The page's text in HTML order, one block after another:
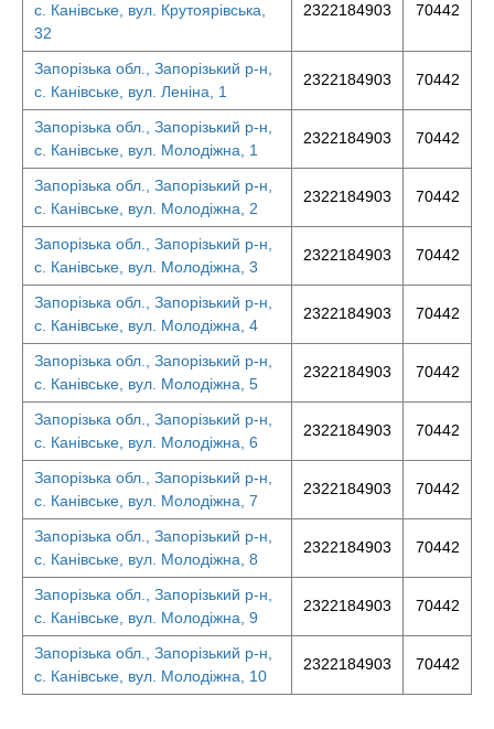
с. Канівське, вул. Крутоярівська,
32
2322184903 70442
Запорізька обл., Запорізький р-н,
с. Канівське, вул. Леніна, 1
2322184903 70442
Запорізька обл., Запорізький р-н,
с. Канівське, вул. Молодіжна, 1
2322184903 70442
Запорізька обл., Запорізький р-н,
с. Канівське, вул. Молодіжна, 2
2322184903 70442
Запорізька обл., Запорізький р-н,
с. Канівське, вул. Молодіжна, 3
2322184903 70442
Запорізька обл., Запорізький р-н,
с. Канівське, вул. Молодіжна, 4
2322184903 70442
Запорізька обл., Запорізький р-н,
с. Канівське, вул. Молодіжна, 5
2322184903 70442
Запорізька обл., Запорізький р-н,
с. Канівське, вул. Молодіжна, 6
2322184903 70442
Запорізька обл., Запорізький р-н,
с. Канівське, вул. Молодіжна, 7
2322184903 70442
Запорізька обл., Запорізький р-н,
с. Канівське, вул. Молодіжна, 8
2322184903 70442
Запорізька обл., Запорізький р-н,
с. Канівське, вул. Молодіжна, 9
2322184903 70442
Запорізька обл., Запорізький р-н,
с. Канівське, вул. Молодіжна, 10
2322184903 70442